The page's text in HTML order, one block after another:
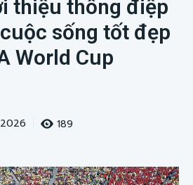
thiệu thông điệp
sống tốt đẹp
World Cup
189